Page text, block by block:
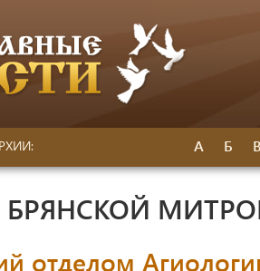
А Б
БРЯНСКОЙ
отделом